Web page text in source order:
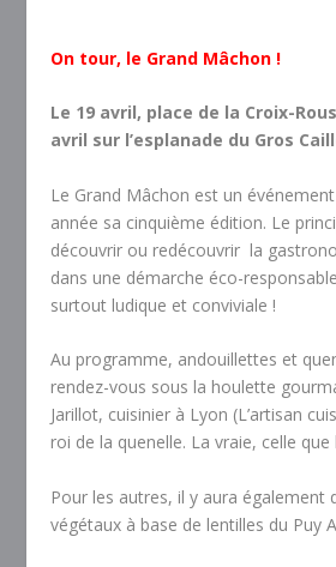
On tour, le Grand Mâchon !
Le 19 avril, place de la Croix-
avril sur l’esplanade du Gros
Le Grand Mâchon est un
année sa cinquième édition. Le
découvrir ou redécouvrir la
dans une démarche éco-
surtout ludique et conviviale !
Au programme, andouillettes et
rendez-vous sous la houlette
Jarillot, cuisinier à Lyon (L’artisan
roi de la quenelle. La vraie, celle que
Pour les autres, il y aura également
végétaux à base de lentilles du Puy